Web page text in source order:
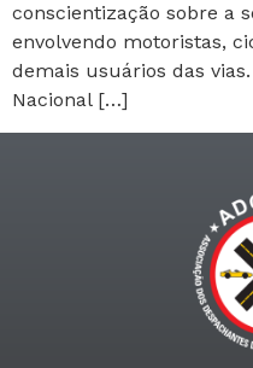
conscientização sobre a
envolvendo motoristas,
demais usuários das
Nacional […]